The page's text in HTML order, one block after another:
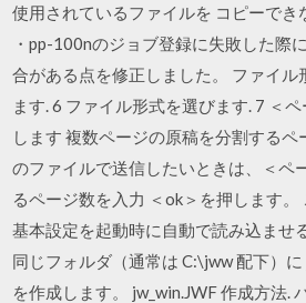
使用されているファイルを コピーでき
・pp-100nのジョブ登録に失敗した際
合がある点を修正しました。 ファイル
ます. 6 ファイル形式を選びます. 7 ＜
します 複数ページの原稿を分割する
のファイルで送信したいときは、＜ペ
るページ数を入力 ＜ok＞を押します。
基本設定を起動時に自動で読み込ませ
同じフォルダ（通常は C:\jww 配下）
を作成します。 jw_win.JWF 作成方法.